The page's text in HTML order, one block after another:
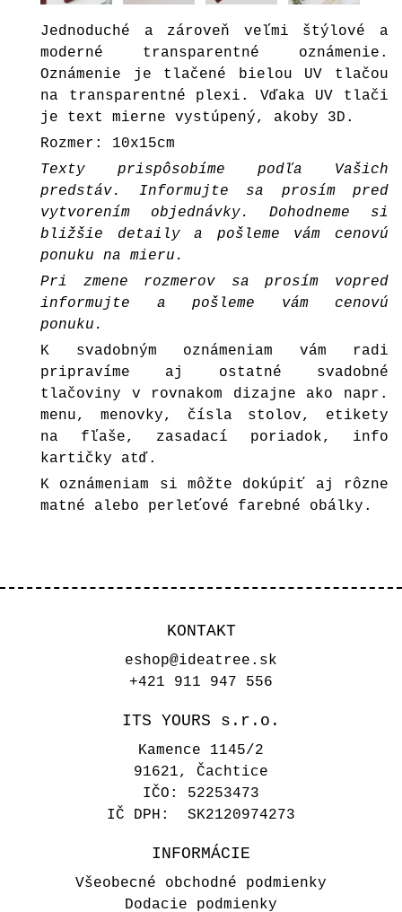
Jednoduché a zároveň veľmi štýlové a
moderné transparentné oznámenie.
Oznámenie je tlačené bielou UV tlačou
na transparentné plexi. Vďaka UV tlači
je text mierne vystúpený, akoby 3D.
Rozmer: 10x15cm
Texty prispôsobíme podľa Vašich
predstáv. Informujte sa prosím pred
vytvorením objednávky. Dohodneme si
bližšie detaily a pošleme vám cenovú
ponuku na mieru.
Pri zmene rozmerov sa prosím vopred
informujte a pošleme vám cenovú
ponuku.
K svadobným oznámeniam vám radi
pripravíme aj ostatné svadobné
tlačoviny v rovnakom dizajne ako napr.
menu, menovky, čísla stolov, etikety
na fľaše, zasadací poriadok, info
kartičky atď.
K oznámeniam si môžte dokúpiť aj rôzne
matné alebo perleťové farebné obálky .
KONTAKT
eshop@ideatree.sk
+421 911 947 556
ITS YOURS s.r.o.
Kamence 1145/2
91621, Čachtice
IČO: 52253473
IČ DPH: SK2120974273
INFORMÁCIE
Všeobecné obchodné podmienky
Dodacie podmienky